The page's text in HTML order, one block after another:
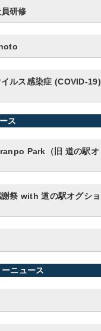
研修
ルス感染症 (COVID-19)
ス
Park（旧 道の駅オ
祭 with 道の駅オグショ
ニュース